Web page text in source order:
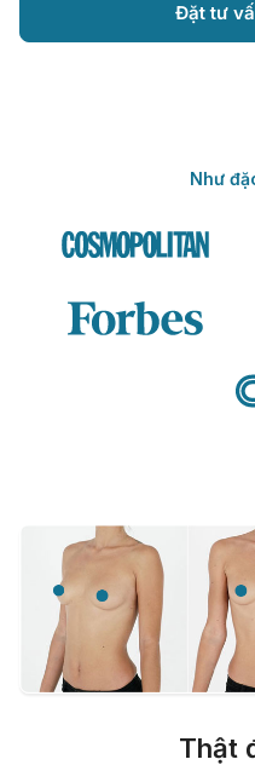
Đặt tư
Như
Thật